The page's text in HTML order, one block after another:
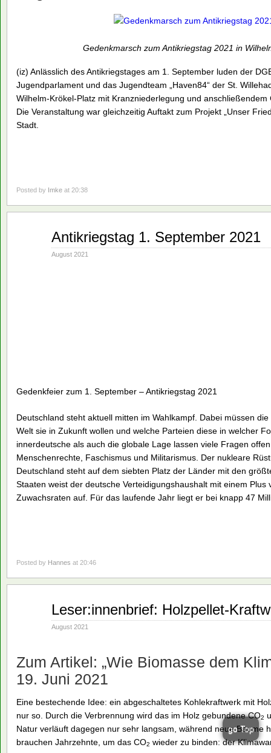
Gedenkmarsch zum Antikriegstag 2021 in
(iz) Anlässlich des Antikriegstages am 1. September luden der
Jugendparlament und das Jugendteam „Haven84“ der St.
Wilhelm-Krökel-Platz mit Kranzniederlegung und
Die Veranstaltung war gleichzeitig Auftakt zum Projekt „Unser
Stadt.
Posted by Imke at 20:38
Antikriegstag 1. September 2021
August 2021
Gedenkfeier zum 1. September – Antikriegstag 2021
Deutschland steht aktuell mitten im Wahlkampf. Dabei müssen
Welt sie in Zukunft wollen und welche Parteien diese in welcher
innerdeutsche als auch die globale Lage lassen viele Fragen
Menschenrechte, Faschismus und Militarismus. Der nukleare
Deutschland steht auf dem siebten Platz der Länder mit den
Staaten weist der deutsche Verteidigungshaushalt mit einem
Zuwachsraten auf. Für das laufende Jahr liegt er bei knapp 47
Posted by Hannes at 20:46
Leser:innenbrief: Holzpellet-
August 2021
Zum Artikel: „Wie Biomasse dem
19. Juni 2021
Eine bestechende Idee: ein abgeschaltetes Kohlekraftwerk mit
nur so. Durch die Verbrennung wird das im Holz gebundene CO2
Natur verläuft dagegen nur sehr langsam, während neue Bäume
brauchen Jahrzehnte, um das CO2 wieder zu binden: der
go Top